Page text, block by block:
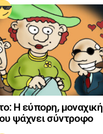
Η εύπορη, μοναχική
ψάχνει σύντροφο